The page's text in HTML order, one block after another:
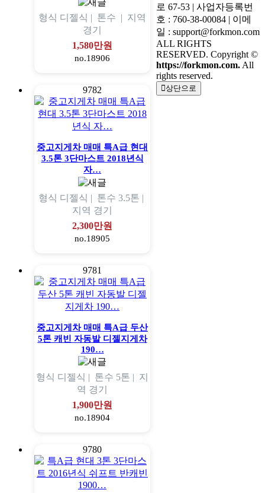
형식 디젤식 | 톤수 | 지역
경기
1,580만원
no.18906
9782
중고지게차 매매 특A급 현대
3.5톤 3단마스트 2018년식
자…
형식 디젤식 | 톤수 3.5톤 |
지역 경기
2,300만원
no.18905
9781
중고지게차 매매 특A급 두산
5톤 캐빈 자동발 디젤지게차
190…
형식 디젤식 | 톤수 5톤 | 지
역 경기
1,900만원
no.18904
9780
로 67-53 | 사업자등록번
호 : 760-38-00084 | 이메
일 : support@forkmon.com
ALL RIGHTS
RESERVED. Copyright ©
https://forkmon.com. All
rights reserved.
상단으로